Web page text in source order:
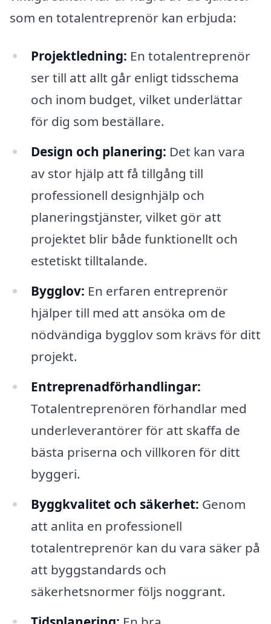
som en totalentreprenör kan erbjuda:
Projektledning: En totalentreprenör
ser till att allt går enligt tidsschema
och inom budget, vilket underlättar
för dig som beställare.
Design och planering: Det kan vara
av stor hjälp att få tillgång till
professionell designhjälp och
planeringstjänster, vilket gör att
projektet blir både funktionellt och
estetiskt tilltalande.
Bygglov: En erfaren entreprenör
hjälper till med att ansöka om de
nödvändiga bygglov som krävs för ditt
projekt.
Entreprenadförhandlingar:
Totalentreprenören förhandlar med
underleverantörer för att skaffa de
bästa priserna och villkoren för ditt
byggeri.
Byggkvalitet och säkerhet: Genom
att anlita en professionell
totalentreprenör kan du vara säker på
att byggstandards och
säkerhetsnormer följs noggrant.